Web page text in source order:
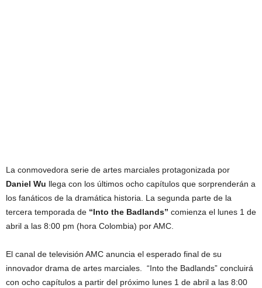
La conmovedora serie de artes marciales protagonizada por
Daniel Wu llega con los últimos ocho capítulos que sorprenderán a
los fanáticos de la dramática historia. La segunda parte de la
tercera temporada de “Into the Badlands” comienza el lunes 1 de
abril a las 8:00 pm (hora Colombia) por AMC.
El canal de televisión AMC anuncia el esperado final de su
innovador drama de artes marciales. “Into the Badlands” concluirá
con ocho capítulos a partir del próximo lunes 1 de abril a las 8:00